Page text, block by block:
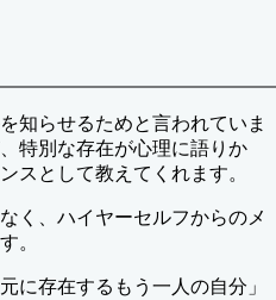
知らせるためと言われていま
特別な存在が心理に語りか
スとして教えてくれます。
く、ハイヤーセルフからのメ
。
に存在するもう一人の自分」